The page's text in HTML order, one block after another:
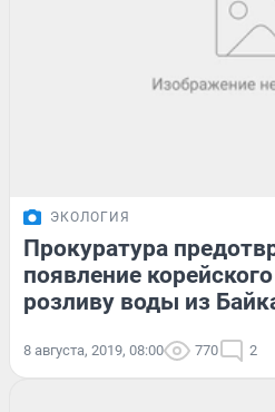
ЭКОЛОГИЯ
Прокуратура
появление
розливу воды из
8 августа, 2019, 08:00 770 2